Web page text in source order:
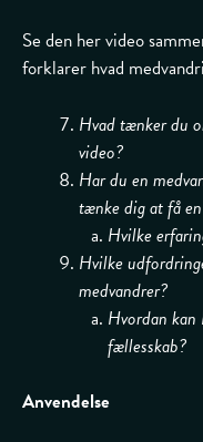
Se den her video
forklarer hvad
Hvad tænker du
video?
Har du en
tænke dig at få
Hvilke
Hvilke
medvandrer?
Hvordan
fællesskab?
Anvendelse